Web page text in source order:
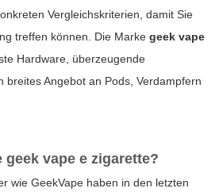
Vergleichskriterien, damit Sie
treffen können. Die Marke geek vape
Hardware, überzeugende
breites Angebot an Pods, Verdampfern
geek vape e zigarette?
wie GeekVape haben in den letzten